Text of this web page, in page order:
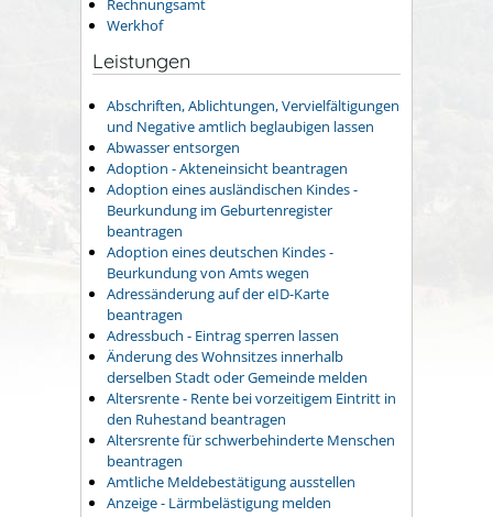
Rechnungsamt
Werkhof
Leistungen
Abschriften, Ablichtungen, Vervielfältigungen
und Negative amtlich beglaubigen lassen
Abwasser entsorgen
Adoption - Akteneinsicht beantragen
Adoption eines ausländischen Kindes -
Beurkundung im Geburtenregister
beantragen
Adoption eines deutschen Kindes -
Beurkundung von Amts wegen
Adressänderung auf der eID-Karte
beantragen
Adressbuch - Eintrag sperren lassen
Änderung des Wohnsitzes innerhalb
derselben Stadt oder Gemeinde melden
Altersrente - Rente bei vorzeitigem Eintritt in
den Ruhestand beantragen
Altersrente für schwerbehinderte Menschen
beantragen
Amtliche Meldebestätigung ausstellen
Anzeige - Lärmbelästigung melden